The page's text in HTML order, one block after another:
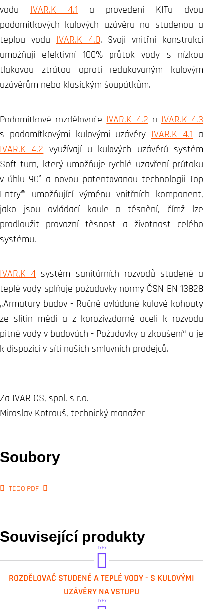
vodu IVAR.K 4.1 a provedení KITu dvou
podomítkových kulových uzávěru na studenou a
teplou vodu IVAR.K 4.0. Svoji vnitřní konstrukcí
umožňují efektivní 100% průtok vody s nízkou
tlakovou ztrátou oproti redukovaným kulovým
uzávěrům nebo klasickým šoupátkům.
Podomítkové rozdělovače IVAR.K 4.2 a IVAR.K 4.3
s podomítkovými kulovými uzávěry IVAR.K 4.1 a
IVAR.K 4.2 využívají u kulových uzávěrů systém
Soft turn, který umožňuje rychlé uzavření průtoku
v úhlu 90° a novou patentovanou technologii Top
Entry® umožňující výměnu vnitřních komponent,
jako jsou ovládací koule a těsnění, čímž lze
prodloužit provozní těsnost a životnost celého
systému.
IVAR.K 4 systém sanitárních rozvodů studené a
teplé vody splňuje požadavky normy ČSN EN 13828
„Armatury budov - Ručně ovládané kulové kohouty
ze slitin mědi a z korozivzdorné oceli k rozvodu
pitné vody v budovách - Požadavky a zkoušení“ a je
k dispozici v síti našich smluvních prodejců.
Za IVAR CS, spol. s r.o.
Miroslav Kotrouš, technický manažer
Soubory
TECO.PDF
Související produkty
TYPY
ROZDĚLOVAČ STUDENÉ A TEPLÉ VODY - S KULOVÝMI
UZÁVĚRY NA VSTUPU
TYPY